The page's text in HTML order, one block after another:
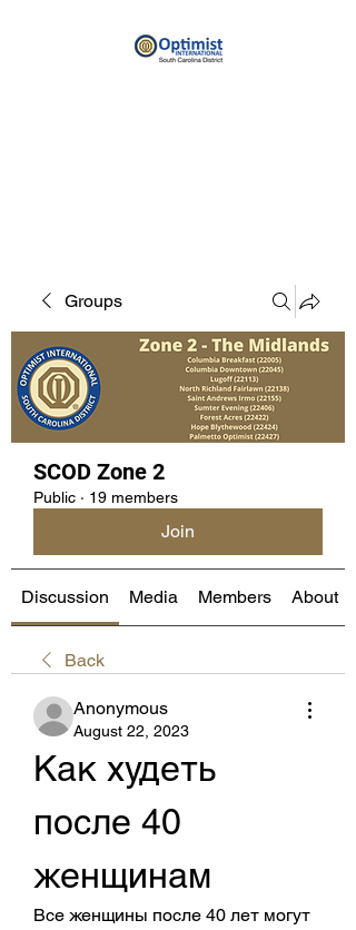
Groups
SCOD Zone 2
Public · 19 members
Join
Discussion Media Members About
Back
Anonymous
August 22, 2023
Как худеть
после 40
женщинам
Все женщины после 40 лет могут